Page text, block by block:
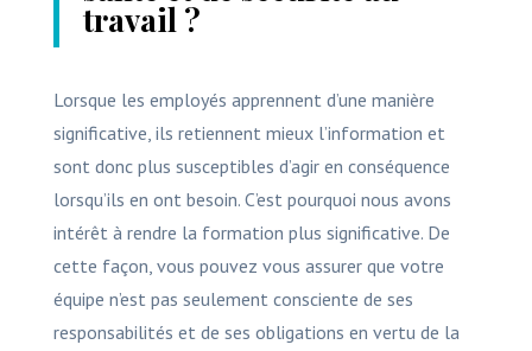
travail ?
Lorsque les employés apprennent d’une manière
significative, ils retiennent mieux l’information et
sont donc plus susceptibles d’agir en conséquence
lorsqu’ils en ont besoin. C’est pourquoi nous avons
intérêt à rendre la formation plus significative. De
cette façon, vous pouvez vous assurer que votre
équipe n’est pas seulement consciente de ses
responsabilités et de ses obligations en vertu de la